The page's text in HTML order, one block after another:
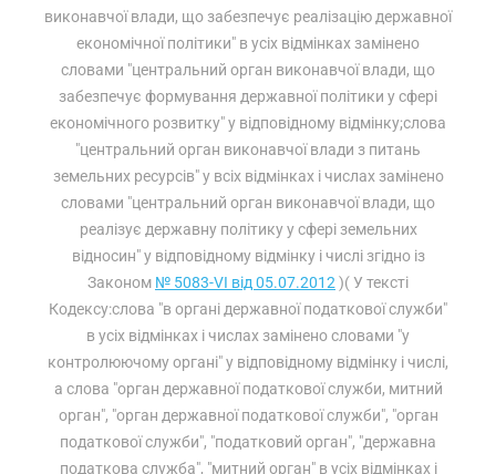
виконавчої влади, що забезпечує реалізацію державної
економічної політики" в усіх відмінках замінено
словами "центральний орган виконавчої влади, що
забезпечує формування державної політики у сфері
економічного розвитку" у відповідному відмінку;слова
"центральний орган виконавчої влади з питань
земельних ресурсів" у всіх відмінках і числах замінено
словами "центральний орган виконавчої влади, що
реалізує державну політику у сфері земельних
відносин" у відповідному відмінку і числі згідно із
Законом № 5083-VI від 05.07.2012 )( У тексті
Кодексу:слова "в органі державної податкової служби"
в усіх відмінках і числах замінено словами "у
контролюючому органі" у відповідному відмінку і числі,
а слова "орган державної податкової служби, митний
орган", "орган державної податкової служби", "орган
податкової служби", "податковий орган", "державна
податкова служба", "митний орган" в усіх відмінках і